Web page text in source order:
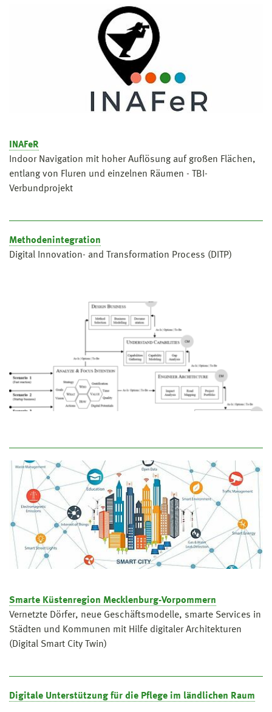
INAFeR
Indoor Navigation mit hoher Auflösung auf großen Flächen,
entlang von Fluren und einzelnen Räumen - TBI-
Verbundprojekt
Methodenintegration
Digital Innovation- and Transformation Process (DITP)
Smarte Küstenregion Mecklenburg-Vorpommern
Vernetzte Dörfer, neue Geschäftsmodelle, smarte Services in
Städten und Kommunen mit Hilfe digitaler Architekturen
(Digital Smart City Twin)
Digitale Unterstützung für die Pflege im ländlichen Raum